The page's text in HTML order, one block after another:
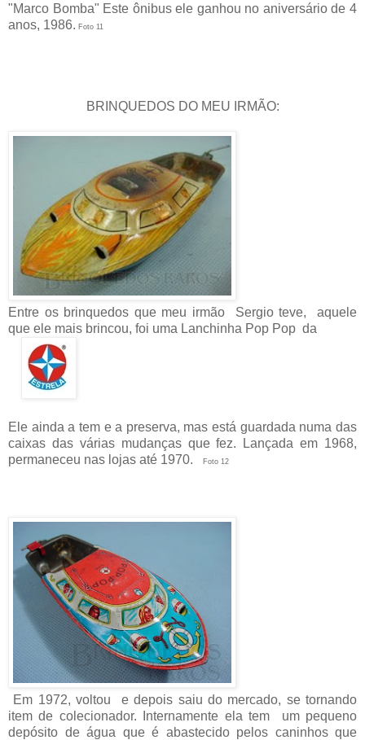
"Marco Bomba" Este ônibus ele ganhou no aniversário de 4
anos, 1986. Foto 11
BRINQUEDOS DO MEU IRMÃO:
Entre os brinquedos que meu irmão Sergio teve, aquele
que ele mais brincou, foi uma Lanchinha Pop Pop da
Ele ainda a tem e a preserva, mas está guardada numa das
caixas das várias mudanças que fez. Lançada em 1968,
permaneceu nas lojas até 1970.
Foto 12
Em 1972, voltou e depois saiu do mercado, se tornando
item de colecionador. Internamente ela tem um pequeno
depósito de água que é abastecido pelos caninhos que